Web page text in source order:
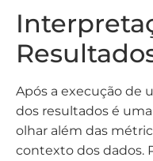
Após a execução de
dos resultados é
olhar além das
contexto dos dados.